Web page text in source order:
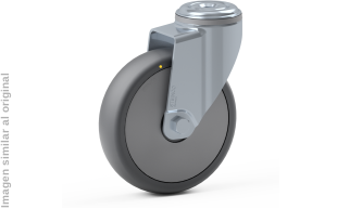
Imagen similar al original